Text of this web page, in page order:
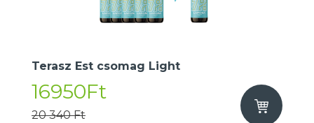
Terasz Est csomag Light
16950Ft
20 340 Ft